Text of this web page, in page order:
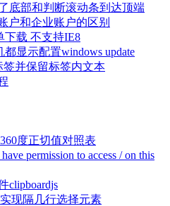
底部和判断滚动条到达顶端
户和企业账户的区别
下载 不支持IE8
显示配置windows update
签并保留标签内文本
度正切值对照表
permission to access / on this
clipboardjs
现隔几行选择元素